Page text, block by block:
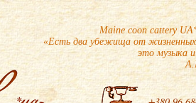
Maine coon cattery
«Есть два убежища от жизненных
это музыка